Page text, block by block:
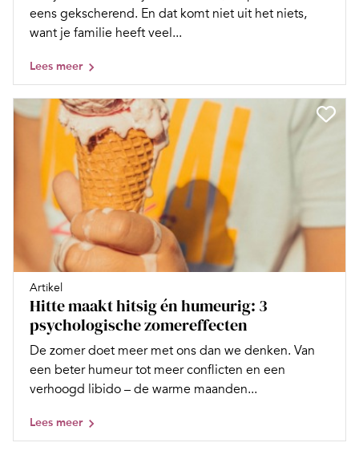
eens gekscherend. En dat komt niet uit het niets,
want je familie heeft veel...
Lees meer
Artikel
Hitte maakt hitsig én humeurig: 3
psychologische zomereffecten
De zomer doet meer met ons dan we denken. Van
een beter humeur tot meer conflicten en een
verhoogd libido – de warme maanden...
Lees meer